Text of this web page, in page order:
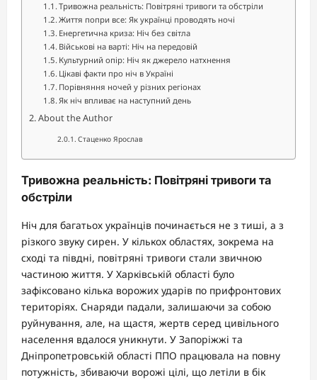
Тривожна реальність: Повітряні тривоги та обстріли
Життя попри все: Як українці проводять ночі
Енергетична криза: Ніч без світла
Військові на варті: Ніч на передовій
Культурний опір: Ніч як джерело натхнення
Цікаві факти про ніч в Україні
Порівняння ночей у різних регіонах
Як ніч впливає на наступний день
About the Author
Стаценко Ярослав
Тривожна реальність: Повітряні тривоги та
обстріли
Ніч для багатьох українців починається не з тиші, а з
різкого звуку сирен. У кількох областях, зокрема на
сході та півдні, повітряні тривоги стали звичною
частиною життя. У Харківській області було
зафіксовано кілька ворожих ударів по прифронтових
територіях. Снаряди падали, залишаючи за собою
руйнування, але, на щастя, жертв серед цивільного
населення вдалося уникнути. У Запоріжжі та
Дніпропетровській області ППО працювала на повну
потужність, збиваючи ворожі цілі, що летіли в бік